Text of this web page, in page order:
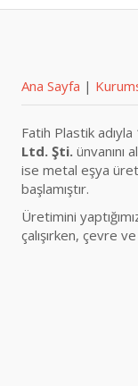
Ana Sayfa |
Fatih Plastik adıyla
Ltd. Şti. ünvanını
ise metal eşya
başlamıştır.
Üretimini
çalışırken, çevre